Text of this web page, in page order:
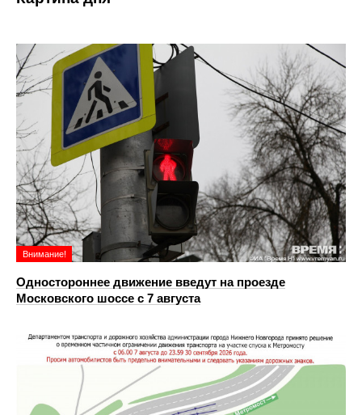
Внимание!
Одностороннее движение введут на проезде
Московского шоссе с 7 августа